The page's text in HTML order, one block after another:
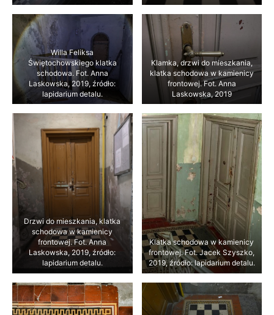
Willa Feliksa
Świętochowskiego klatka
schodowa. Fot. Anna
Laskowska, 2019, źródło:
lapidarium detalu.
Klamka, drzwi do mieszkania,
klatka schodowa w kamienicy
frontowej. Fot. Anna
Laskowska, 2019
Drzwi do mieszkania, klatka
schodowa w kamienicy
frontowej. Fot. Anna
Laskowska, 2019, źródło:
lapidarium detalu.
Klatka schodowa w kamienicy
frontowej. Fot. Jacek Szyszko,
2019, źródło: lapidarium detalu.